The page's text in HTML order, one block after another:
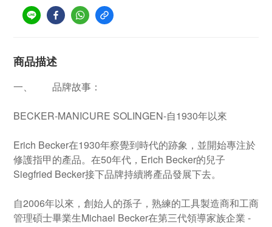
商品描述
一、 品牌故事：
BECKER-MANICURE SOLINGEN-自1930年以來
Erich Becker在1930年察覺到時代的跡象，並開始專注於
修護指甲的產品。在50年代，Erich Becker的兒子
Siegfried Becker接下品牌持續將產品發展下去。
自2006年以來，創始人的孫子，熟練的工具製造商和工商
管理碩士畢業生Michael Becker在第三代領導家族企業 -